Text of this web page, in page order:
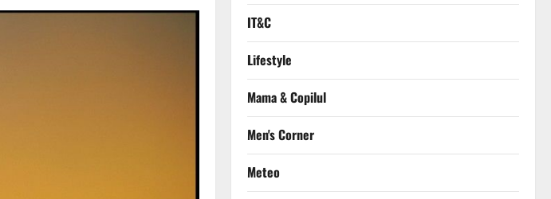
IT&C
Lifestyle
Mama & Copilul
Men's Corner
Meteo